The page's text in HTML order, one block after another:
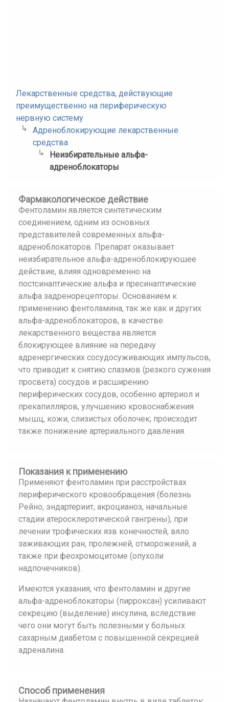
Лекарственные средства, действующие
преимущественно на периферическую
нервную систему
Адреноблокирующие лекарственные
средства
Неизбирательные альфа-
адреноблокаторы
Фармакологическое действие
Фентоламин является синтетическим
соединением, одним из основных
представителей современных альфа-
адреноблокаторов. Препарат оказывает
неизбирательное альфа-адреноблокируюшее
действие, влияя одновременно на
постсинаптические альфа и пресинаптические
альфа задренорецепторы. Основанием к
применению фентоламина, так же как и других
альфа-адреноблокаторов, в качестве
лекарственного вещества является
блокирующее влияние на передачу
адренергических сосудосуживающих импульсов,
что приводит к снятию спазмов (резкого сужения
просвета) сосудов и расширению
периферических сосудов, особенно артериол и
прекапилляров, улучшению кровоснабжения
мышц, кожи, слизистых оболочек; происходит
также понижение артериального давления.
Показания к применению
Применяют фентоламин при расстройствах
периферического кровообращения (болезнь
Рейно, эндартериит, акроцианоз, начальные
стадии атеросклеротической гангрены), при
лечении трофических язв конечностей, вяло
заживающих ран, пролежней, отморожений, а
также при феохромоцитоме (опухоли
надпочечников).
Имеются указания, что фентоламин и другие
альфа-адреноблокаторы (пирроксан) усиливают
секрецию (выделение) инсулина, вследствие
чего они могут быть полезными у больных
сахарным диабетом с повышенной секрецией
адреналина.
Способ применения